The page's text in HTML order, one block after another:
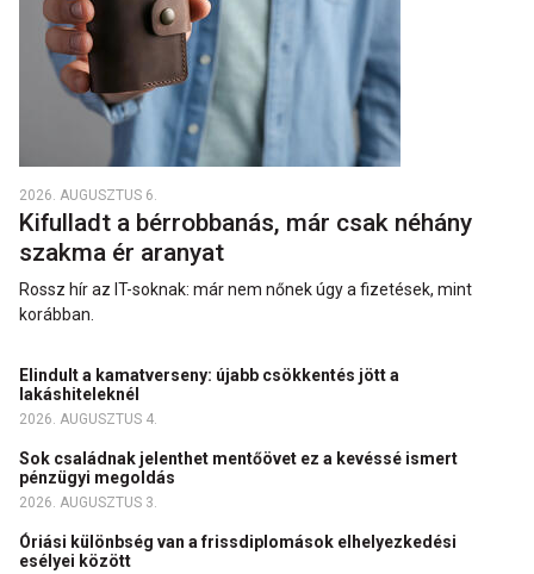
2026. AUGUSZTUS 6.
Kifulladt a bérrobbanás, már csak néhány
szakma ér aranyat
Rossz hír az IT-soknak: már nem nőnek úgy a fizetések, mint
korábban.
Elindult a kamatverseny: újabb csökkentés jött a
lakáshiteleknél
2026. AUGUSZTUS 4.
Sok családnak jelenthet mentőövet ez a kevéssé ismert
pénzügyi megoldás
2026. AUGUSZTUS 3.
Óriási különbség van a frissdiplomások elhelyezkedési
esélyei között